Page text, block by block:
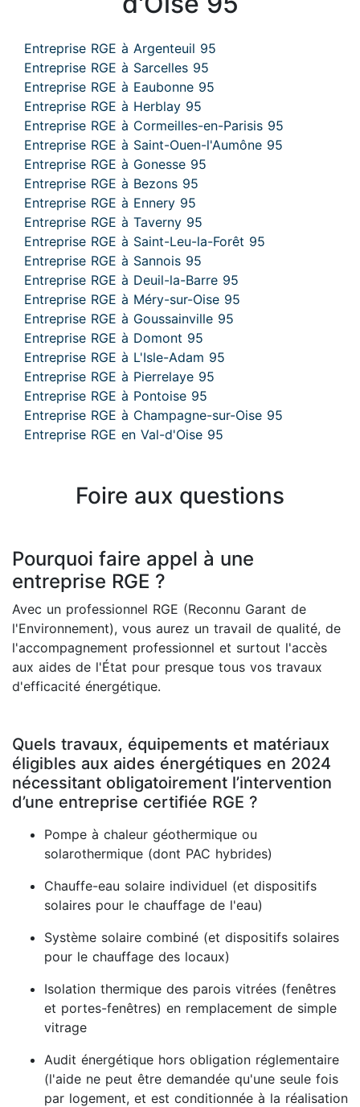
Entreprise RGE à Argenteuil 95
Entreprise RGE à Sarcelles 95
Entreprise RGE à Eaubonne 95
Entreprise RGE à Herblay 95
Entreprise RGE à Cormeilles-en-Parisis 95
Entreprise RGE à Saint-Ouen-l'Aumône 95
Entreprise RGE à Gonesse 95
Entreprise RGE à Bezons 95
Entreprise RGE à Ennery 95
Entreprise RGE à Taverny 95
Entreprise RGE à Saint-Leu-la-Forêt 95
Entreprise RGE à Sannois 95
Entreprise RGE à Deuil-la-Barre 95
Entreprise RGE à Méry-sur-Oise 95
Entreprise RGE à Goussainville 95
Entreprise RGE à Domont 95
Entreprise RGE à L'Isle-Adam 95
Entreprise RGE à Pierrelaye 95
Entreprise RGE à Pontoise 95
Entreprise RGE à Champagne-sur-Oise 95
Entreprise RGE en Val-d'Oise 95
Foire aux questions
Pourquoi faire appel à une
entreprise RGE ?
Avec un professionnel RGE (Reconnu Garant de
l'Environnement), vous aurez un travail de qualité, de
l'accompagnement professionnel et surtout l'accès
aux aides de l'État pour presque tous vos travaux
d'efficacité énergétique.
Quels travaux, équipements et matériaux
éligibles aux aides énergétiques en 2024
nécessitant obligatoirement l’intervention
d’une entreprise certifiée RGE ?
Pompe à chaleur géothermique ou
solarothermique (dont PAC hybrides)
Chauffe-eau solaire individuel (et dispositifs
solaires pour le chauffage de l'eau)
Système solaire combiné (et dispositifs solaires
pour le chauffage des locaux)
Isolation thermique des parois vitrées (fenêtres
et portes-fenêtres) en remplacement de simple
vitrage
Audit énergétique hors obligation réglementaire
(l'aide ne peut être demandée qu'une seule fois
par logement, et est conditionnée à la réalisation